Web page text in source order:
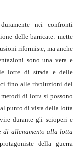
nei confronti
delle barricate: mette
riformiste, ma anche
sono una vera e
lotte di strada e delle
fino alle rivoluzioni del
di lotta si possono
punto di vista della lotta
durante gli scioperi e
di allenamento alla lotta
della guerra